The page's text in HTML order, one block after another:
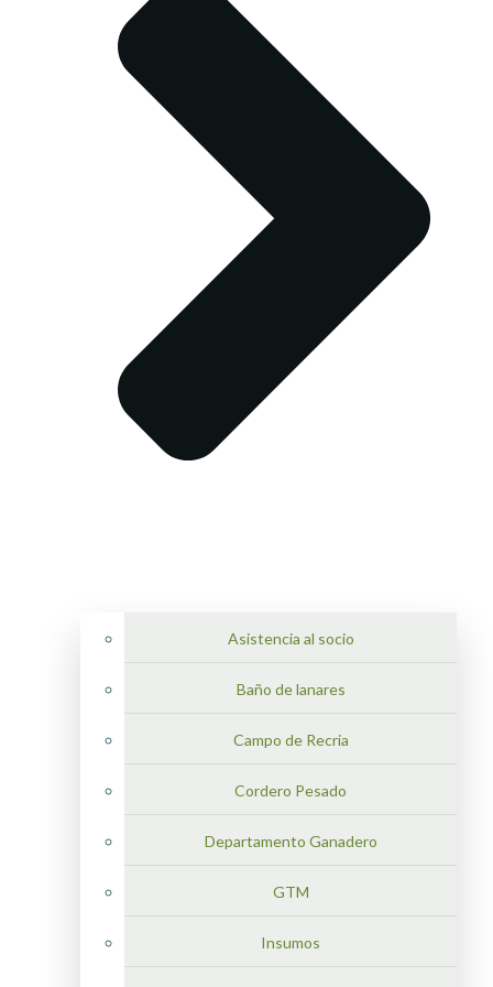
Asistencia al socio
Baño de lanares
Campo de Recria
Cordero Pesado
Departamento Ganadero
GTM
Insumos